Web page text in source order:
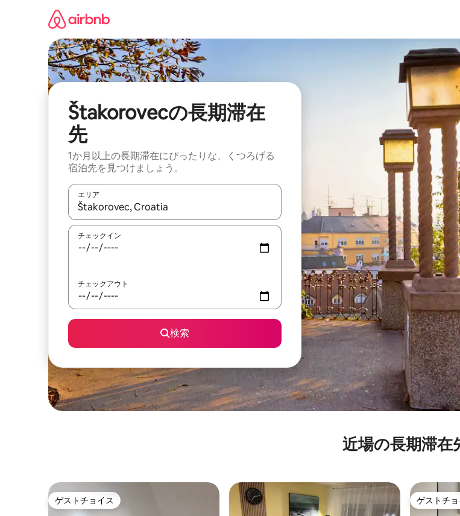
Štakorovecの長期滞在
先
1か月以上の長期滞在にぴったりな、くつろげる
宿泊先を見つけましょう。
エリア
検索結果が表示されたら、上下の矢印キーを使って移動するか、画面をタッチまたはスワイプして検
チェックイン
チェックアウト
検索
近場の長期滞在
ゲストチョイス
ゲストチョイス ゲストチ
ゲストチョ